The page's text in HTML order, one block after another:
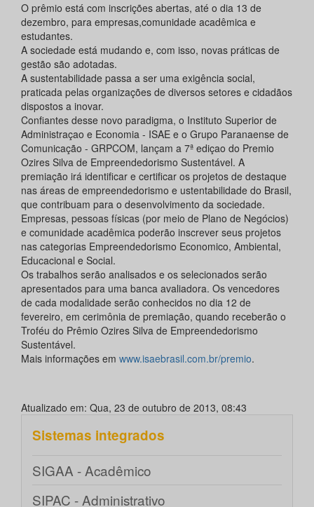
O prêmio está com inscrições abertas, até o dia 13 de
dezembro, para empresas,comunidade acadêmica e
estudantes.
A sociedade está mudando e, com isso, novas práticas de
gestão são adotadas.
A sustentabilidade passa a ser uma exigência social,
praticada pelas organizações de diversos setores e cidadãos
dispostos a inovar.
Confiantes desse novo paradigma, o Instituto Superior de
Administraçao e Economia - ISAE e o Grupo Paranaense de
Comunicação - GRPCOM, lançam a 7ª ediçao do Premio
Ozires Silva de Empreendedorismo Sustentável. A
premiação irá identificar e certificar os projetos de destaque
nas áreas de empreendedorismo e ustentabilidade do Brasil,
que contribuam para o desenvolvimento da sociedade.
Empresas, pessoas físicas (por meio de Plano de Negócios)
e comunidade acadêmica poderão inscrever seus projetos
nas categorias Empreendedorismo Economico, Ambiental,
Educacional e Social.
Os trabalhos serão analisados e os selecionados serão
apresentados para uma banca avaliadora. Os vencedores
de cada modalidade serão conhecidos no dia 12 de
fevereiro, em cerimônia de premiação, quando receberão o
Troféu do Prêmio Ozires Silva de Empreendedorismo
Sustentável.
Mais informações em www.isaebrasil.com.br/premio.
Atualizado em: Qua, 23 de outubro de 2013, 08:43
Sistemas integrados
SIGAA - Acadêmico
SIPAC - Administrativo